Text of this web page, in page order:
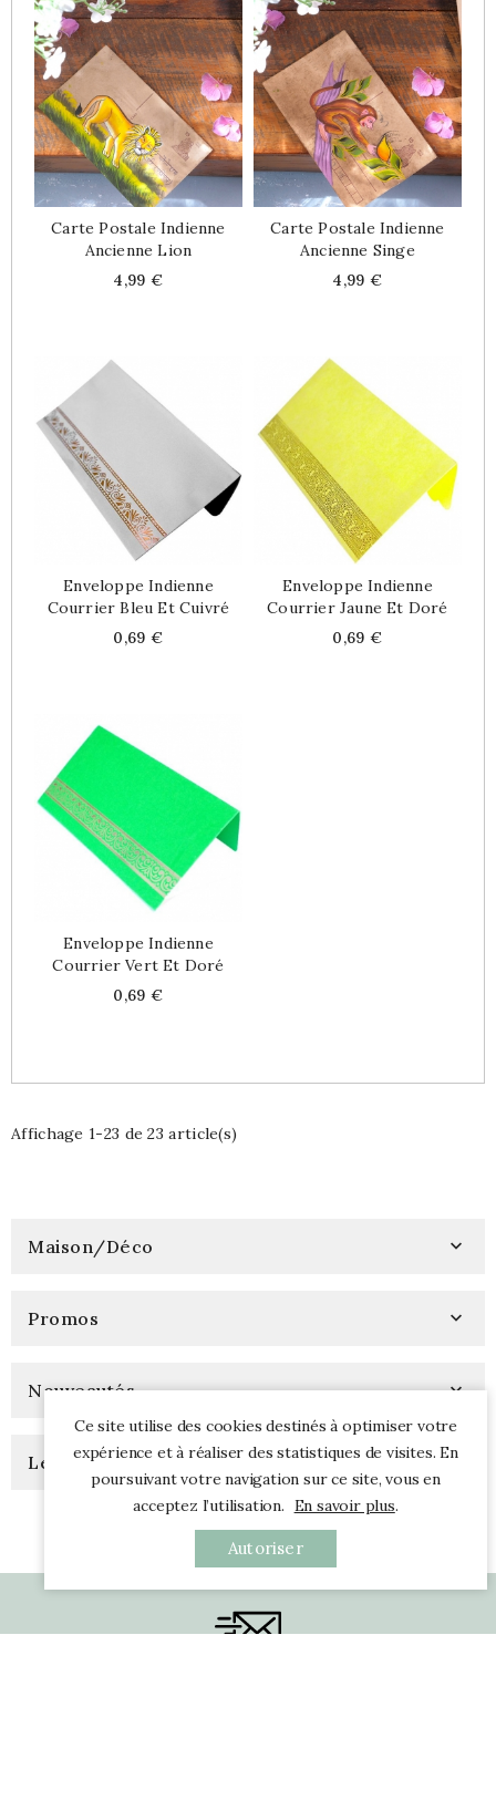
Carte Postale Indienne
Ancienne Lion
Price
4,99 €
Carte Postale Indienne
Ancienne Singe
Price
4,99 €
Enveloppe Indienne
Courrier Bleu Et Cuivré
Price
0,69 €
Enveloppe Indienne
Courrier Jaune Et Doré
Price
0,69 €
Enveloppe Indienne
Courrier Vert Et Doré
Price
0,69 €
Affichage 1-23 de 23 article(s)
Maison/Déco 
Promos 
Nouveautés 
Les Plus Populaires 
Ce site utilise des cookies destinés à optimiser votre
expérience et à réaliser des statistiques de visites. En
poursuivant votre navigation sur ce site, vous en
acceptez l’utilisation. En savoir plus.
Autoriser